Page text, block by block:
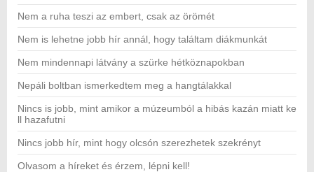
Nem a ruha teszi az embert, csak az örömét
Nem is lehetne jobb hír annál, hogy találtam diákmunkát
Nem mindennapi látvány a szürke hétköznapokban
Nepáli boltban ismerkedtem meg a hangtálakkal
Nincs is jobb, mint amikor a múzeumból a hibás kazán miatt ke
ll hazafutni
Nincs jobb hír, mint hogy olcsón szerezhetek szekrényt
Olvasom a híreket és érzem, lépni kell!